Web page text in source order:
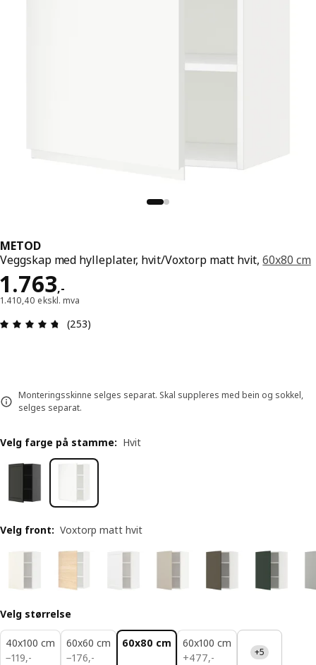
METOD
Veggskap med hylleplater, hvit/Voxtorp matt hvit,60x80 cm
1.763,-
Pris 1763,-
1.410,40 ekskl. mva
Produktomtale: 4.7 ingen kundevurdering 5
(253)
Monteringsskinne selges separat. Skal suppleres med bein og sokkel,
selges separat.
Velg farge på stamme: Hvit
Velg front: Voxtorp matt hvit
Velg størrelse
40x100 cm
−119,-
119,-
60x60 cm
−176,-
176,-
60x80 cm
60x100 cm
+477,-
477,- +5